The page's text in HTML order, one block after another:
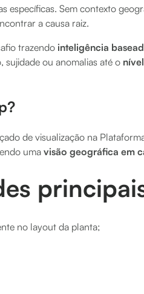
específicas. Sem contexto
a causa raiz.
trazendo inteligência
sujidade ou anomalias até o
de visualização na
uma visão geográfica em
no layout da planta;